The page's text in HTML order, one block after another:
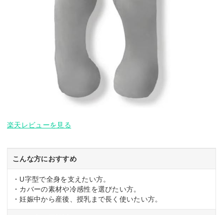
楽天レビューを見る
こんな方におすすめ
・U字型で全身を支えたい方。
・カバーの素材や冷感性を選びたい方。
・妊娠中から産後、授乳まで長く使いたい方。